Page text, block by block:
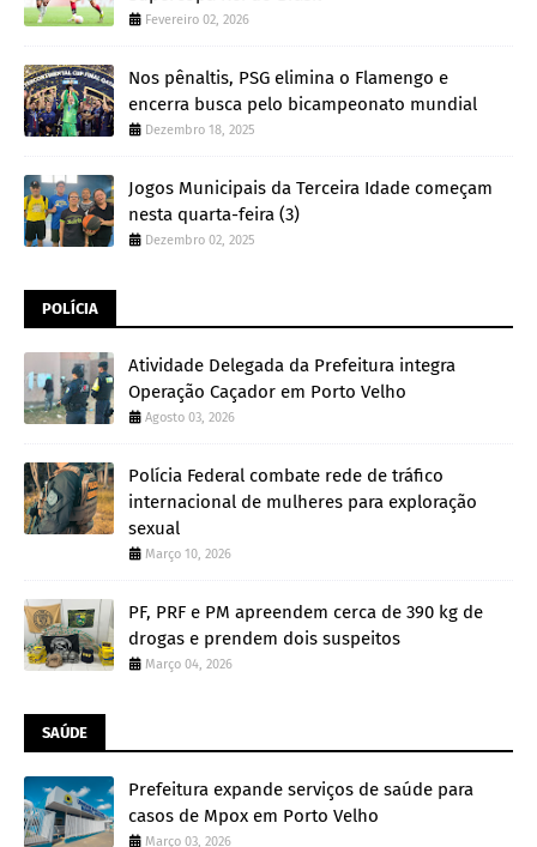
Fevereiro 02, 2026
Nos pênaltis, PSG elimina o Flamengo e
encerra busca pelo bicampeonato mundial
Dezembro 18, 2025
Jogos Municipais da Terceira Idade começam
nesta quarta-feira (3)
Dezembro 02, 2025
POLÍCIA
Atividade Delegada da Prefeitura integra
Operação Caçador em Porto Velho
Agosto 03, 2026
Polícia Federal combate rede de tráfico
internacional de mulheres para exploração
sexual
Março 10, 2026
PF, PRF e PM apreendem cerca de 390 kg de
drogas e prendem dois suspeitos
Março 04, 2026
SAÚDE
Prefeitura expande serviços de saúde para
casos de Mpox em Porto Velho
Março 03, 2026